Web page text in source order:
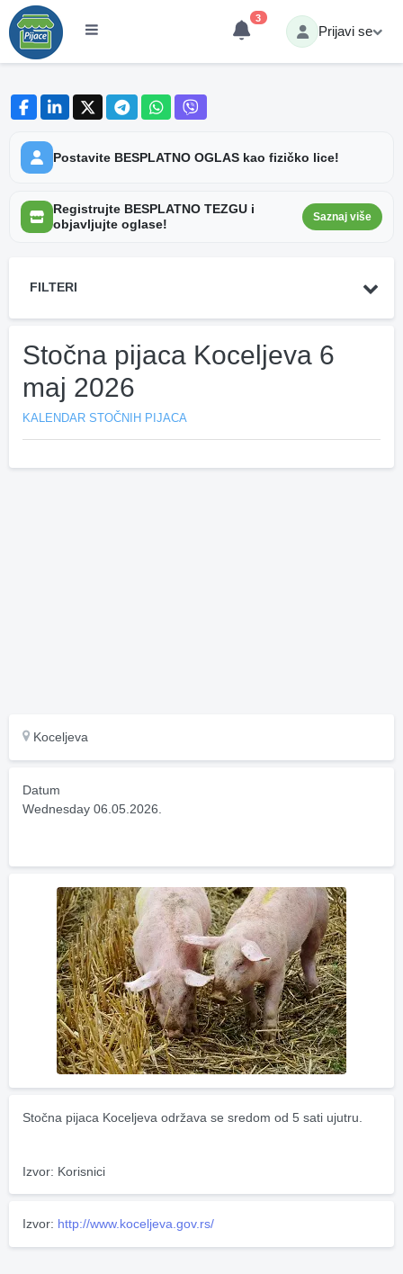
3
Prijavi se
Postavite BESPLATNO OGLAS kao fizičko lice!
Registrujte BESPLATNO TEZGU i
objavljujte oglase!
Saznaj više
FILTERI
Stočna pijaca Koceljeva 6
maj 2026
KALENDAR STOČNIH PIJACA
Koceljeva
Datum
Wednesday 06.05.2026.
Stočna pijaca Koceljeva održava se sredom od 5 sati ujutru.
Izvor: Korisnici
Izvor: http://www.koceljeva.gov.rs/